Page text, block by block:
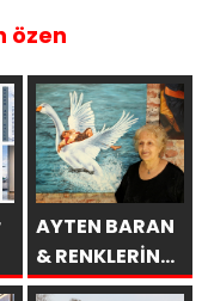
özen
AYTEN BARAN
& RENKLERİN
DİLİ